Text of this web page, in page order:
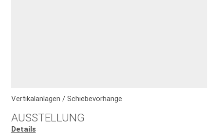
Vertikalanlagen / Schiebevorhänge
AUSSTELLUNG
Details